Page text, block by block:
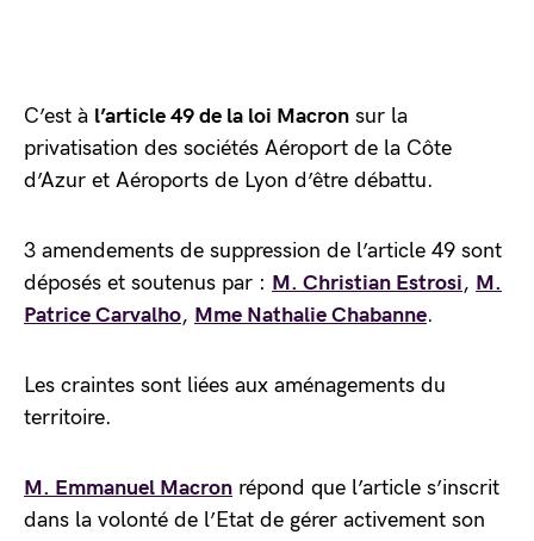
C’est à l’article 49 de la loi Macron sur la
privatisation des sociétés Aéroport de la Côte
d’Azur et Aéroports de Lyon d’être débattu.
3 amendements de suppression de l’article 49 sont
déposés et soutenus par : M. Christian Estrosi, M.
Patrice Carvalho, Mme Nathalie Chabanne.
Les craintes sont liées aux aménagements du
territoire.
M. Emmanuel Macron répond que l’article s’inscrit
dans la volonté de l’Etat de gérer activement son